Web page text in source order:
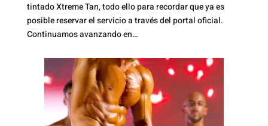
tintado Xtreme Tan, todo ello para recordar que ya es
posible reservar el servicio a través del portal oficial.
Continuamos avanzando en…